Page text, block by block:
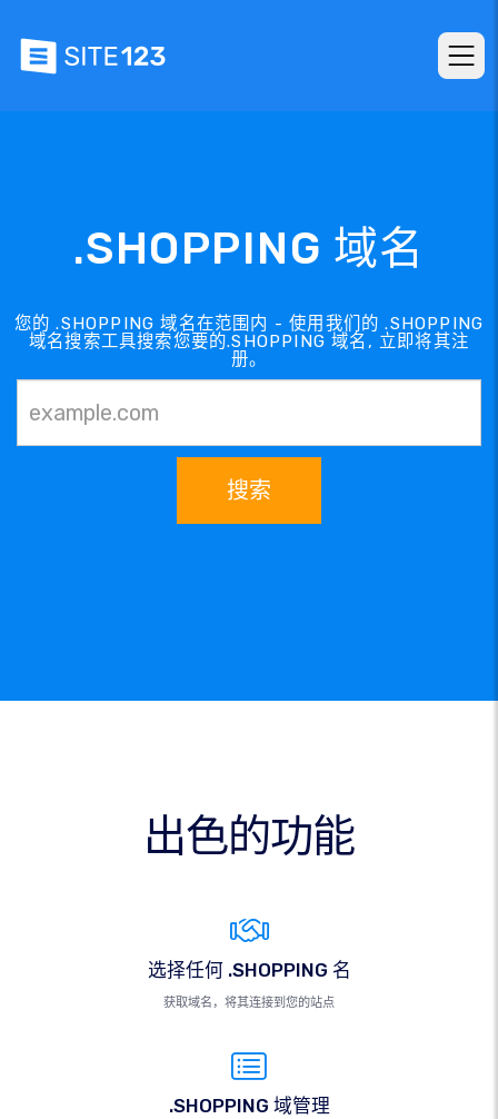
.SHOPPING 域名
您的 .SHOPPING 域名在范围内 - 使用我们的 .SHOPPING
域名搜索工具搜索您要的.SHOPPING 域名, 立即将其注
册。
搜索
出色的功能
选择任何 .SHOPPING 名
获取域名，将其连接到您的站点
.SHOPPING 域管理